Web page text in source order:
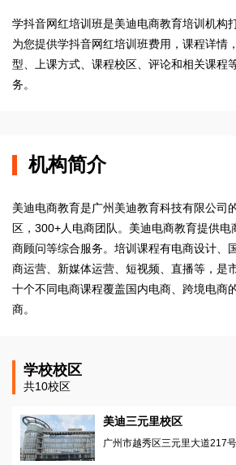
学抖音网红培训班是美迪电商教育培训机构
为您提供学抖音网红培训班费用，课程详情
型、上课方式、课程校区、评论和相关课程
务。
机构简介
美迪电商教育是广州美迪教育科技有限公司
区，300+人电商团队。美迪电商教育提供
商顾问等综合服务。培训课程有电商设计、
商运营、新媒体运营、短视频、直播等，是
十个不同电商课程覆盖国内电商、跨境电商
商。
学校校区
共10校区
美迪三元里校区
广州市越秀区三元里大道217号